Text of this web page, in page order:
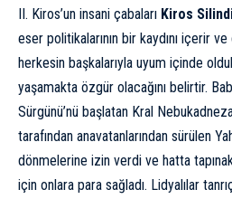
II. Kiros’un insani çabaları Kiros
eser politikalarının bir kaydını içerir ve
herkesin başkalarıyla uyum içinde
yaşamakta özgür olacağını belirtir.
Sürgünü’nü başlatan Kral
tarafından anavatanlarından sürülen
dönmelerine izin verdi ve hatta
için onlara para sağladı. Lidyalılar